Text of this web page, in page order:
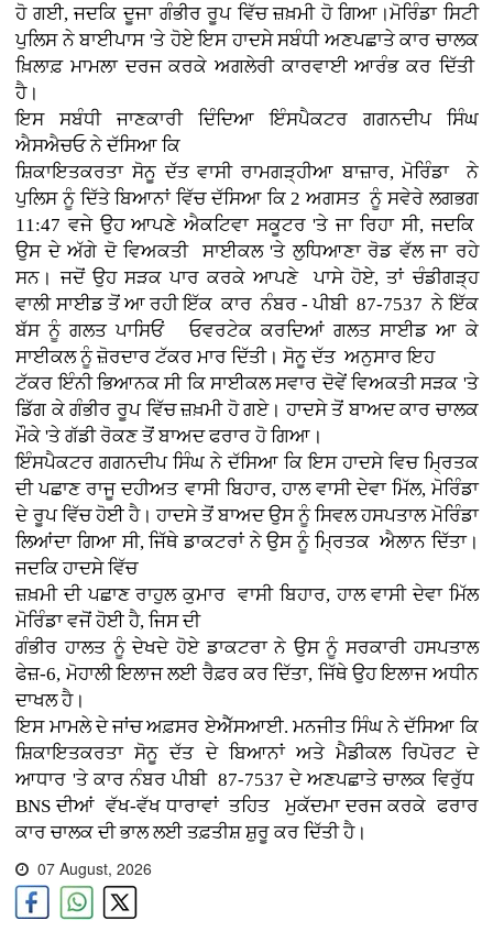
ਹੋ ਗਈ, ਜਦਕਿ ਦੂਜਾ ਗੰਭੀਰ ਰੂਪ ਵਿੱਚ ਜ਼ਖ਼ਮੀ ਹੋ ਗਿਆ।ਮੋਰਿੰਡਾ ਸਿਟੀ
ਪੁਲਿਸ ਨੇ ਬਾਈਪਾਸ 'ਤੇ ਹੋਏ ਇਸ ਹਾਦਸੇ ਸਬੰਧੀ ਅਣਪਛਾਤੇ ਕਾਰ ਚਾਲਕ
ਖ਼ਿਲਾਫ਼ ਮਾਮਲਾ ਦਰਜ ਕਰਕੇ ਅਗਲੇਰੀ ਕਾਰਵਾਈ ਆਰੰਭ ਕਰ ਦਿੱਤੀ
ਹੈ।
ਇਸ ਸਬੰਧੀ ਜਾਣਕਾਰੀ ਦਿੰਦਿਆ ਇੰਸਪੈਕਟਰ ਗਗਨਦੀਪ ਸਿੰਘ
ਐਸਐਚਓ ਨੇ ਦੱਸਿਆ ਕਿ
ਸ਼ਿਕਾਇਤਕਰਤਾ ਸੋਨੂ ਦੱਤ ਵਾਸੀ ਰਾਮਗੜ੍ਹੀਆ ਬਾਜ਼ਾਰ, ਮੋਰਿੰਡਾ ਨੇ
ਪੁਲਿਸ ਨੂੰ ਦਿੱਤੇ ਬਿਆਨਾਂ ਵਿੱਚ ਦੱਸਿਆ ਕਿ 2 ਅਗਸਤ ਨੂੰ ਸਵੇਰੇ ਲਗਭਗ
11:47 ਵਜੇ ਉਹ ਆਪਣੇ ਐਕਟਿਵਾ ਸਕੂਟਰ 'ਤੇ ਜਾ ਰਿਹਾ ਸੀ, ਜਦਕਿ
ਉਸ ਦੇ ਅੱਗੇ ਦੋ ਵਿਅਕਤੀ ਸਾਈਕਲ 'ਤੇ ਲੁਧਿਆਣਾ ਰੋਡ ਵੱਲ ਜਾ ਰਹੇ
ਸਨ। ਜਦੋਂ ਉਹ ਸੜਕ ਪਾਰ ਕਰਕੇ ਆਪਣੇ ਪਾਸੇ ਹੋਏ, ਤਾਂ ਚੰਡੀਗੜ੍ਹ
ਵਾਲੀ ਸਾਈਡ ਤੋਂ ਆ ਰਹੀ ਇੱਕ ਕਾਰ ਨੰਬਰ - ਪੀਬੀ 87-7537 ਨੇ ਇੱਕ
ਬੱਸ ਨੂੰ ਗਲਤ ਪਾਸਿਓਂ ਓਵਰਟੇਕ ਕਰਦਿਆਂ ਗਲਤ ਸਾਈਡ ਆ ਕੇ
ਸਾਈਕਲ ਨੂੰ ਜ਼ੋਰਦਾਰ ਟੱਕਰ ਮਾਰ ਦਿੱਤੀ। ਸੋਨੂ ਦੱਤ ਅਨੁਸਾਰ ਇਹ
ਟੱਕਰ ਇੰਨੀ ਭਿਆਨਕ ਸੀ ਕਿ ਸਾਈਕਲ ਸਵਾਰ ਦੋਵੇਂ ਵਿਅਕਤੀ ਸੜਕ 'ਤੇ
ਡਿੱਗ ਕੇ ਗੰਭੀਰ ਰੂਪ ਵਿੱਚ ਜ਼ਖ਼ਮੀ ਹੋ ਗਏ। ਹਾਦਸੇ ਤੋਂ ਬਾਅਦ ਕਾਰ ਚਾਲਕ
ਮੌਕੇ 'ਤੇ ਗੱਡੀ ਰੋਕਣ ਤੋਂ ਬਾਅਦ ਫਰਾਰ ਹੋ ਗਿਆ।
ਇੰਸਪੈਕਟਰ ਗਗਨਦੀਪ ਸਿੰਘ ਨੇ ਦੱਸਿਆ ਕਿ ਇਸ ਹਾਦਸੇ ਵਿਚ ਮ੍ਰਿਤਕ
ਦੀ ਪਛਾਣ ਰਾਜੂ ਦਹੀਅਤ ਵਾਸੀ ਬਿਹਾਰ, ਹਾਲ ਵਾਸੀ ਦੇਵਾ ਮਿੱਲ, ਮੋਰਿੰਡਾ
ਦੇ ਰੂਪ ਵਿੱਚ ਹੋਈ ਹੈ। ਹਾਦਸੇ ਤੋਂ ਬਾਅਦ ਉਸ ਨੂੰ ਸਿਵਲ ਹਸਪਤਾਲ ਮੋਰਿੰਡਾ
ਲਿਆਂਦਾ ਗਿਆ ਸੀ, ਜਿੱਥੇ ਡਾਕਟਰਾਂ ਨੇ ਉਸ ਨੂੰ ਮ੍ਰਿਤਕ ਐਲਾਨ ਦਿੱਤਾ।
ਜਦਕਿ ਹਾਦਸੇ ਵਿੱਚ
ਜ਼ਖ਼ਮੀ ਦੀ ਪਛਾਣ ਰਾਹੁਲ ਕੁਮਾਰ ਵਾਸੀ ਬਿਹਾਰ, ਹਾਲ ਵਾਸੀ ਦੇਵਾ ਮਿੱਲ
ਮੋਰਿੰਡਾ ਵਜੋਂ ਹੋਈ ਹੈ, ਜਿਸ ਦੀ
ਗੰਭੀਰ ਹਾਲਤ ਨੂੰ ਦੇਖਦੇ ਹੋਏ ਡਾਕਟਰਾ ਨੇ ਉਸ ਨੂੰ ਸਰਕਾਰੀ ਹਸਪਤਾਲ
ਫੇਜ਼-6, ਮੋਹਾਲੀ ਇਲਾਜ ਲਈ ਰੈਫ਼ਰ ਕਰ ਦਿੱਤਾ, ਜਿੱਥੇ ਉਹ ਇਲਾਜ ਅਧੀਨ
ਦਾਖਲ ਹੈ।
ਇਸ ਮਾਮਲੇ ਦੇ ਜਾਂਚ ਅਫ਼ਸਰ ਏਐੱਸਆਈ. ਮਨਜੀਤ ਸਿੰਘ ਨੇ ਦੱਸਿਆ ਕਿ
ਸ਼ਿਕਾਇਤਕਰਤਾ ਸੋਨੂ ਦੱਤ ਦੇ ਬਿਆਨਾਂ ਅਤੇ ਮੈਡੀਕਲ ਰਿਪੋਰਟ ਦੇ
ਆਧਾਰ 'ਤੇ ਕਾਰ ਨੰਬਰ ਪੀਬੀ 87-7537 ਦੇ ਅਣਪਛਾਤੇ ਚਾਲਕ ਵਿਰੁੱਧ
BNS ਦੀਆਂ ਵੱਖ-ਵੱਖ ਧਾਰਾਵਾਂ ਤਹਿਤ ਮੁਕੱਦਮਾ ਦਰਜ ਕਰਕੇ ਫਰਾਰ
ਕਾਰ ਚਾਲਕ ਦੀ ਭਾਲ ਲਈ ਤਫ਼ਤੀਸ਼ ਸ਼ੁਰੂ ਕਰ ਦਿੱਤੀ ਹੈ।
07 August, 2026